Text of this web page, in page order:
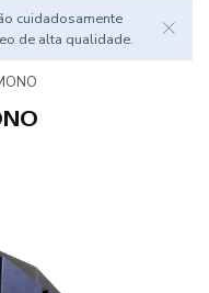
cuidadosamente
de alta qualidade.